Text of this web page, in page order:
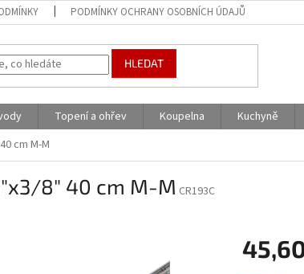
PODMÍNKY OCHRANY OSOBNÍCH ÚDAJŮ
HLEDAT
Topení a ohřev Koupelna Kuchyně
cm M-M
8" 40 cm M-M CR193C